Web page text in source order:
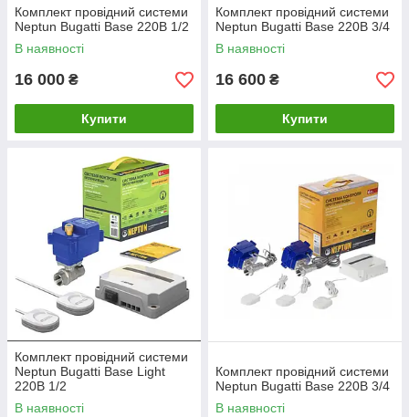
Комплект провідний системи
Neptun Bugatti Base 220B 1/2
В наявності
16 000 ₴
Купити
Комплект провідний системи
Neptun Bugatti Base 220B 3/4
В наявності
16 600 ₴
Купити
Комплект провідний системи
Neptun Bugatti Base Light
220В 1/2
В наявності
Комплект провідний системи
Neptun Bugatti Base 220B 3/4
В наявності